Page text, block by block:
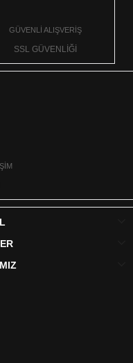
GÜVENLİ ALIŞVERİŞ
SSL GÜVENLİĞİ